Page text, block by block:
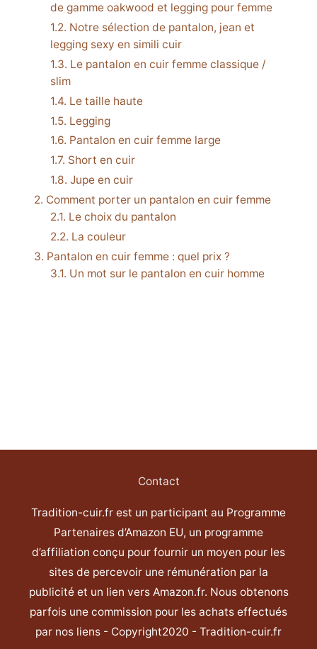
de gamme oakwood et legging pour femme
Notre sélection de pantalon, jean et
legging sexy en simili cuir
Le pantalon en cuir femme classique /
slim
Le taille haute
Legging
Pantalon en cuir femme large
Short en cuir
Jupe en cuir
Comment porter un pantalon en cuir femme
Le choix du pantalon
La couleur
Pantalon en cuir femme : quel prix ?
Un mot sur le pantalon en cuir homme
Contact
Tradition-cuir.fr est un participant au Programme
Partenaires d’Amazon EU, un programme
d’affiliation conçu pour fournir un moyen pour les
sites de percevoir une rémunération par la
publicité et un lien vers Amazon.fr. Nous obtenons
parfois une commission pour les achats effectués
par nos liens - Copyright2020 - Tradition-cuir.fr